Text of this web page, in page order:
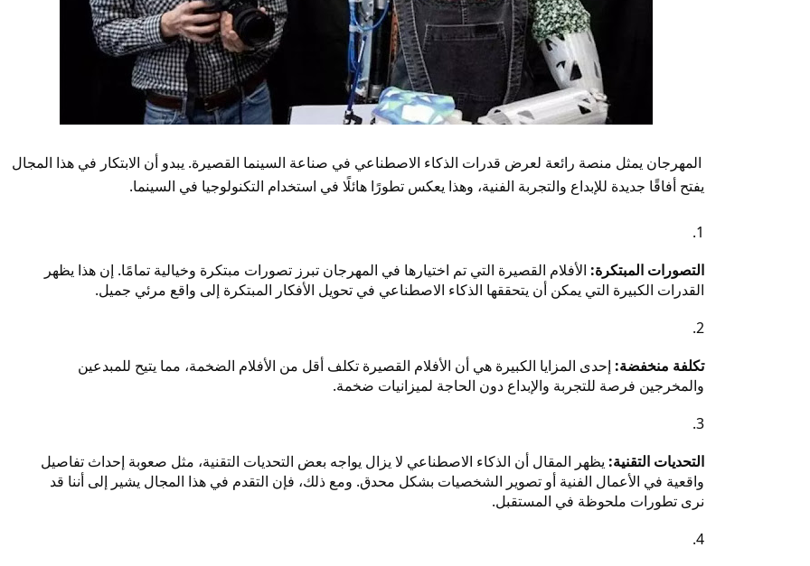
المهرجان يمثل منصة رائعة لعرض قدرات الذكاء الاصطناعي في صناعة السينما القصيرة. يبدو أن الابتكار في هذا المجال
يفتح أفاقًا جديدة للإبداع والتجربة الفنية، وهذا يعكس تطورًا هائلًا في استخدام التكنولوجيا في السينما.
التصورات المبتكرة: الأفلام القصيرة التي تم اختيارها في المهرجان تبرز تصورات مبتكرة وخيالية تمامًا. إن هذا يظهر
القدرات الكبيرة التي يمكن أن يتحققها الذكاء الاصطناعي في تحويل الأفكار المبتكرة إلى واقع مرئي جميل.
تكلفة منخفضة: إحدى المزايا الكبيرة هي أن الأفلام القصيرة تكلف أقل من الأفلام الضخمة، مما يتيح للمبدعين
والمخرجين فرصة للتجربة والإبداع دون الحاجة لميزانيات ضخمة.
التحديات التقنية: يظهر المقال أن الذكاء الاصطناعي لا يزال يواجه بعض التحديات التقنية، مثل صعوبة إحداث تفاصيل
واقعية في الأعمال الفنية أو تصوير الشخصيات بشكل محدق. ومع ذلك، فإن التقدم في هذا المجال يشير إلى أننا قد
نرى تطورات ملحوظة في المستقبل.